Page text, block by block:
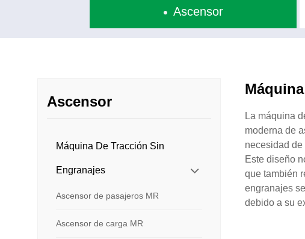
Ascensor
Ascensor
Máquina De Tracción Sin
Engranajes
Ascensor de pasajeros MR
Ascensor de carga MR
La máquina
moderna de
necesidad
Este diseño
que también
engranajes
debido a su